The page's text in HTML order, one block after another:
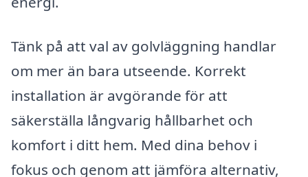
Tänk på att val av golvläggning handlar
om mer än bara utseende. Korrekt
installation är avgörande för att
säkerställa långvarig hållbarhet och
komfort i ditt hem. Med dina behov i
fokus och genom att jämföra alternativ,